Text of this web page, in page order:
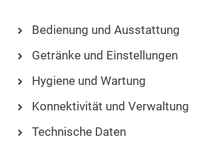
Bedienung und Ausstattung
Getränke und Einstellungen
Hygiene und Wartung
Konnektivität und Verwaltung
Technische Daten